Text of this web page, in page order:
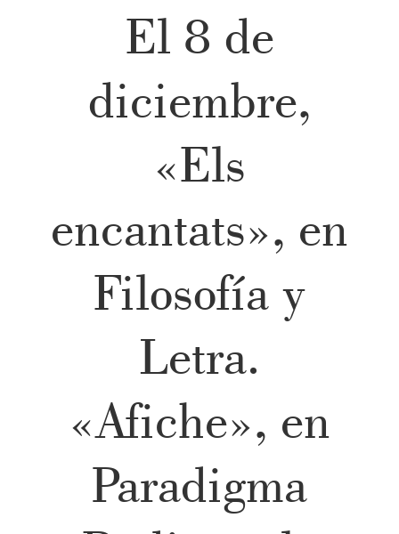
El 8 de
diciembre,
«Els
encantats», en
Filosofía y
Letra.
«Afiche», en
Paradigma